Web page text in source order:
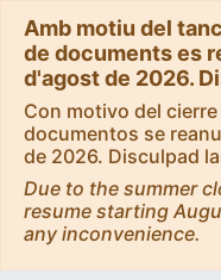
Amb motiu del
de documents es
d'agost de 2026.
Con motivo del
documentos se
de 2026. Disculpad
Due to the summer
resume starting
any inconvenience.